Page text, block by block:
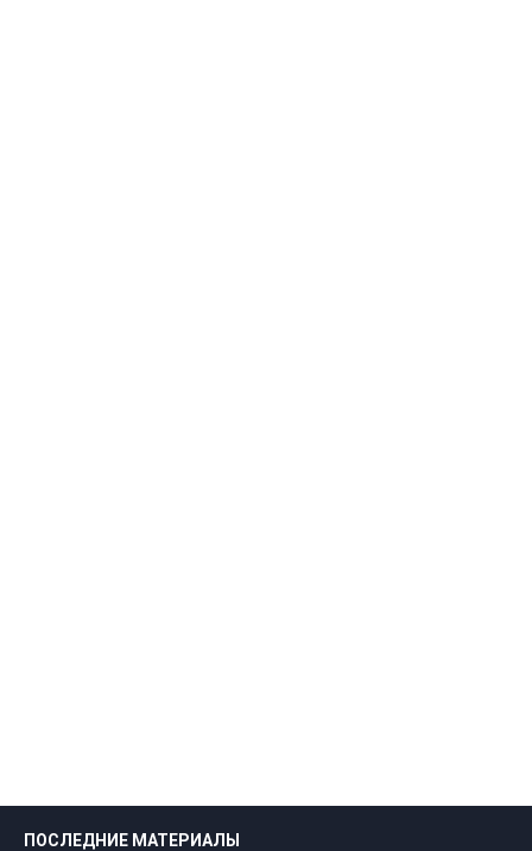
ПОСЛЕДНИЕ МАТЕРИАЛЫ